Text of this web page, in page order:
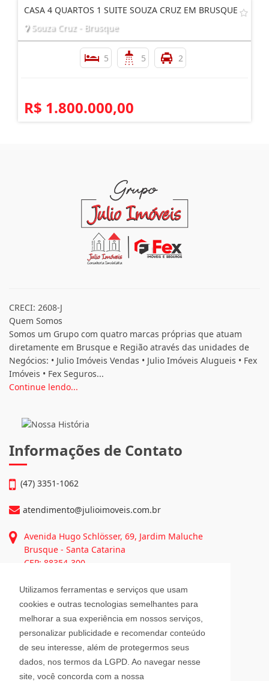
Utilizamos ferramentas e serviços que usam
cookies e outras tecnologias semelhantes para
melhorar a sua experiência em nossos serviços,
personalizar publicidade e recomendar conteúdo
de seu interesse, além de protegermos seus
dados, nos termos da LGPD. Ao navegar nesse
site, você concorda com a nossa
CASA 4 QUARTOS 1 SUITE SOUZA CRUZ EM BRUSQUE
Souza Cruz - Brusque
5 5 2
R$ 1.800.000,00
CRECI: 2608-J
Quem Somos
Negócios: • Julio Imóveis Vendas • Julio Imóveis Alugueis • Fex
Continue lendo...
Informações de Contato
(47) 3351-1062
Avenida Hugo Schlösser, 69, Jardim Maluche
Brusque - Santa Catarina
CEP: 88354-300
Horário de Atendimento